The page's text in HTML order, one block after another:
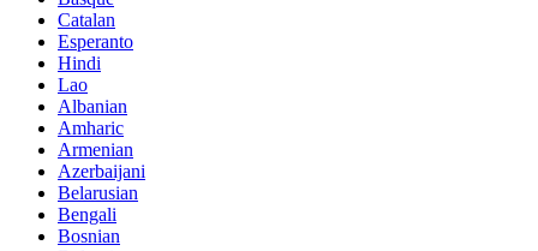
Catalan
Esperanto
Hindi
Lao
Albanian
Amharic
Armenian
Azerbaijani
Belarusian
Bengali
Bosnian